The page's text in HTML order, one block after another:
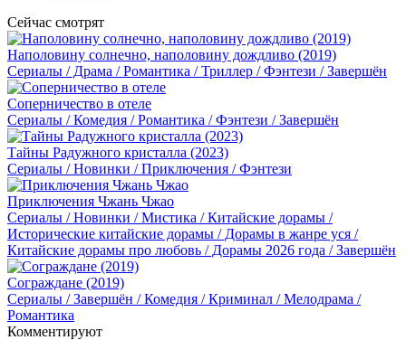
Сейчас смотрят
Наполовину солнечно, наполовину дождливо (2019)
Сериалы / Драма / Романтика / Триллер / Фэнтези / Завершён
Соперничество в отеле
Сериалы / Комедия / Романтика / Фэнтези / Завершён
Тайны Радужного кристалла (2023)
Сериалы / Новинки / Приключения / Фэнтези
Приключения Чжань Чжао
Сериалы / Новинки / Мистика / Китайские дорамы /
Исторические китайские дорамы / Дорамы в жанре уся /
Китайские дорамы про любовь / Дорамы 2026 года / Завершён
Сограждане (2019)
Сериалы / Завершён / Комедия / Криминал / Мелодрама /
Романтика
Комментируют